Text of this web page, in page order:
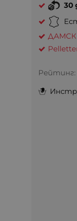
30
Рейтинг: